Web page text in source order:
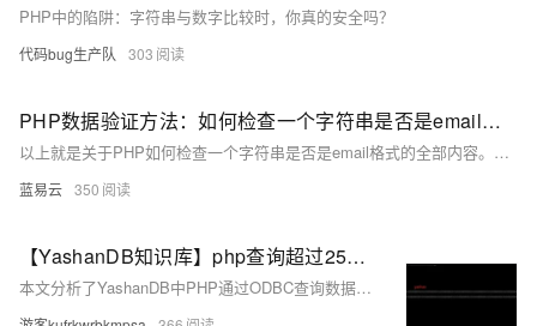
PHP中的陷阱：字符串与数字比较时，你真的安全吗？
代码bug生产队 303
PHP数据验证方法：如何检查一个字符串是否是email格式。
以上就是关于PHP如何检查一个字符串是否是email格式的全部内容。希望你在代码书写旅途中，能找到你的北斗星——简洁、高效、可靠的代码验证方式。让我们共同见证PHP的强大和丰富多彩！
蓝易云 350
【YashanDB知识库】php查询超过256长度字符串，数据被截断的问题
本文分析了YashanDB中PHP通过ODBC查询数据时出现的数据截断问题，表现为超过256字节的数据被截断，以及isql工具无法显示超过300字节长度的数据。问题根源在于YashanDB的ODBC驱动仅支持单次查询，且PHP扩展库默认缓冲区限制。解决方案包括改用PHP ODBC扩展库而非PDO_ODBC，以及调整isql代码逻辑以支持循环取数或一次性读取完整数据。文章还提供了具体代码示例和规避方法，适用于23.2.4.14及更早版本。